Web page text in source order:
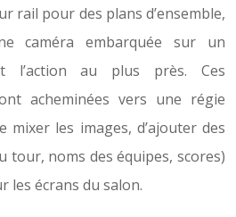
rail pour des plans d’ensemble,
caméra embarquée sur un
l’action au plus près. Ces
acheminées vers une régie
mixer les images, d’ajouter des
tour, noms des équipes, scores)
les écrans du salon.